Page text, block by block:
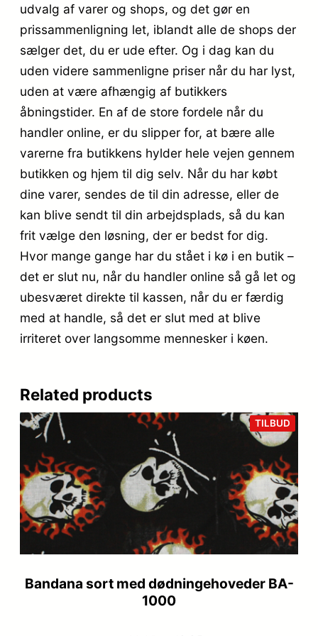
udvalg af varer og shops, og det gør en
prissammenligning let, iblandt alle de shops der
sælger det, du er ude efter. Og i dag kan du
uden videre sammenligne priser når du har lyst,
uden at være afhængig af butikkers
åbningstider. En af de store fordele når du
handler online, er du slipper for, at bære alle
varerne fra butikkens hylder hele vejen gennem
butikken og hjem til dig selv. Når du har købt
dine varer, sendes de til din adresse, eller de
kan blive sendt til din arbejdsplads, så du kan
frit vælge den løsning, der er bedst for dig.
Hvor mange gange har du stået i kø i en butik –
det er slut nu, når du handler online så gå let og
ubesværet direkte til kassen, når du er færdig
med at handle, så det er slut med at blive
irriteret over langsomme mennesker i køen.
Related products
TILBUD
PÅ
Bandana sort med dødningehoveder BA-
1000